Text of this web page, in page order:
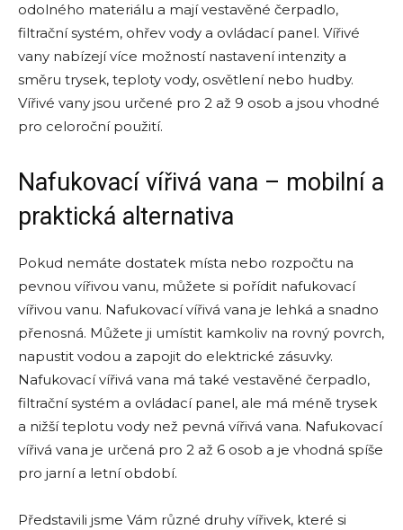
odolného materiálu a mají vestavěné čerpadlo,
filtrační systém, ohřev vody a ovládací panel. Vířivé
vany nabízejí více možností nastavení intenzity a
směru trysek, teploty vody, osvětlení nebo hudby.
Vířivé vany jsou určené pro 2 až 9 osob a jsou vhodné
pro celoroční použití.
Nafukovací vířivá vana – mobilní a
praktická alternativa
Pokud nemáte dostatek místa nebo rozpočtu na
pevnou vířivou vanu, můžete si pořídit nafukovací
vířivou vanu. Nafukovací vířivá vana je lehká a snadno
přenosná. Můžete ji umístit kamkoliv na rovný povrch,
napustit vodou a zapojit do elektrické zásuvky.
Nafukovací vířivá vana má také vestavěné čerpadlo,
filtrační systém a ovládací panel, ale má méně trysek
a nižší teplotu vody než pevná vířivá vana. Nafukovací
vířivá vana je určená pro 2 až 6 osob a je vhodná spíše
pro jarní a letní období.
Představili jsme Vám různé druhy vířivek, které si